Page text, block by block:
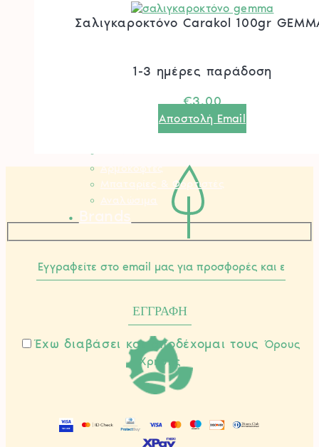
Σαλιγκαροκτόνο Carakol 100gr
1-3 ημέρες παράδοση
€3.00
Αποστολή Email
Έχω διαβάσει και αποδέχομαι τους Όρους
Χρήσης
Πλυστικά
Συστήματα Καθαρισμού
Γεννήτριες
Ελαιοραβδιστικά
Εξαερωτήρες
Θρυμματιστές Κλαδιών
Αρμοκόφτες
Μπαταρίες & Φορτιστές
Αναλώσιμα
Brands